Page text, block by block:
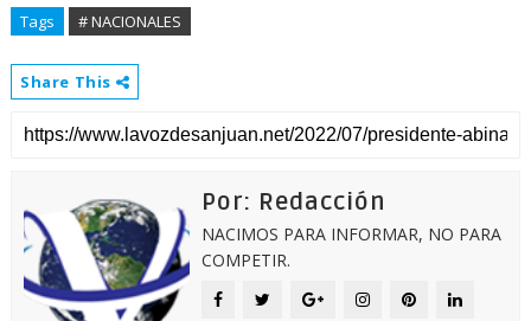
Tags # NACIONALES
Share This
Por: Redacción
NACIMOS PARA INFORMAR, NO PARA
COMPETIR.